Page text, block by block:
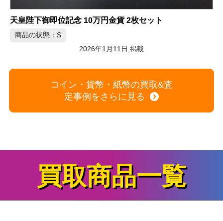
天皇陛下御即位記念 10万円金貨 2枚セット
商品の状態：S
2026年1月11日 掲載
コイン・貨幣・紙幣の買取&査
定事例をさらに見る
買取商品一覧